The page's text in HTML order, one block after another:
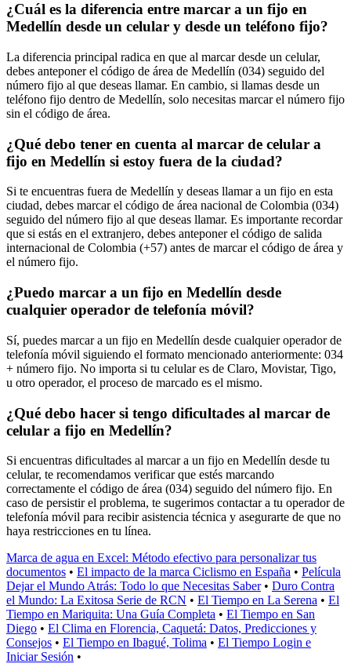
¿Cuál es la diferencia entre marcar a un fijo en
Medellín desde un celular y desde un teléfono fijo?
La diferencia principal radica en que al marcar desde un celular,
debes anteponer el código de área de Medellín (034) seguido del
número fijo al que deseas llamar. En cambio, si llamas desde un
teléfono fijo dentro de Medellín, solo necesitas marcar el número fijo
sin el código de área.
¿Qué debo tener en cuenta al marcar de celular a
fijo en Medellín si estoy fuera de la ciudad?
Si te encuentras fuera de Medellín y deseas llamar a un fijo en esta
ciudad, debes marcar el código de área nacional de Colombia (034)
seguido del número fijo al que deseas llamar. Es importante recordar
que si estás en el extranjero, debes anteponer el código de salida
internacional de Colombia (+57) antes de marcar el código de área y
el número fijo.
¿Puedo marcar a un fijo en Medellín desde
cualquier operador de telefonía móvil?
Sí, puedes marcar a un fijo en Medellín desde cualquier operador de
telefonía móvil siguiendo el formato mencionado anteriormente: 034
+ número fijo. No importa si tu celular es de Claro, Movistar, Tigo,
u otro operador, el proceso de marcado es el mismo.
¿Qué debo hacer si tengo dificultades al marcar de
celular a fijo en Medellín?
Si encuentras dificultades al marcar a un fijo en Medellín desde tu
celular, te recomendamos verificar que estés marcando
correctamente el código de área (034) seguido del número fijo. En
caso de persistir el problema, te sugerimos contactar a tu operador de
telefonía móvil para recibir asistencia técnica y asegurarte de que no
haya restricciones en tu línea.
Marca de agua en Excel: Método efectivo para personalizar tus
documentos • El impacto de la marca Ciclismo en España • Película
Dejar el Mundo Atrás: Todo lo que Necesitas Saber• Duro Contra
el Mundo: La Exitosa Serie de RCN • El Tiempo en La Serena • El
Tiempo en Mariquita: Una Guía Completa • El Tiempo en San
Diego • El Clima en Florencia, Caquetá: Datos, Predicciones y
Consejos • El Tiempo en Ibagué, Tolima • El Tiempo Login e
Iniciar Sesión •